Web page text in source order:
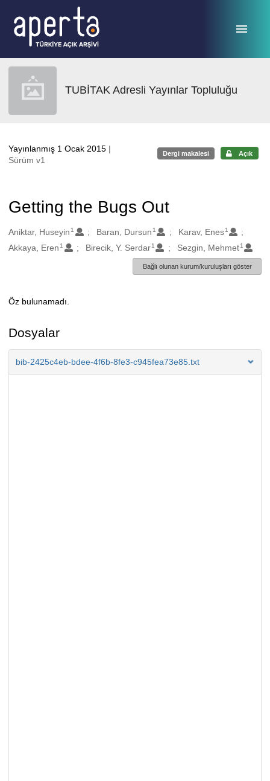
TUBİTAK Adresli Yayınlar Topluluğu
Yayınlanmış 1 Ocak 2015 |
Sürüm v1
Dergi makalesi Açık
Getting the Bugs Out
Oluşturanlar
Aniktar, Huseyin 1 Baran, Dursun 1 Karav, Enes 1
Akkaya, Eren 1 Birecik, Y. Serdar 1 Sezgin, Mehmet 1
Bağlı olunan kurum/kuruluşları göster
Açıklama
Öz bulunamadı.
Dosyalar
bib-2425c4eb-bdee-4f6b-8fe3-c945fea73e85.txt